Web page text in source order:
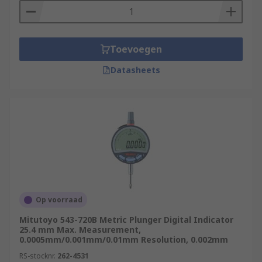
Toevoegen
Datasheets
Op voorraad
Mitutoyo 543-720B Metric Plunger Digital Indicator
25.4 mm Max. Measurement,
0.0005mm/0.001mm/0.01mm Resolution, 0.002mm
RS-stocknr. 262-4531